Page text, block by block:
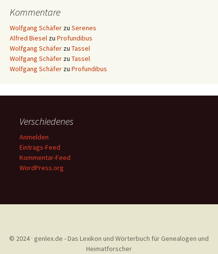
Kommentare
Wolfgang Schäfer zu Serenes
Alfred Biesel zu Profundibus
Wolfgang Schäfer zu Tassel
Wolfgang Schäfer zu Tassel
Wolfgang Schäfer zu Profundibus
Verschiedenes
Anmelden
Eintrags-Feed
Kommentar-Feed
WordPress.org
© 2024 · genlex.de - Das Lexikon und Wörterbuch für Genealogen und
Heimatforscher